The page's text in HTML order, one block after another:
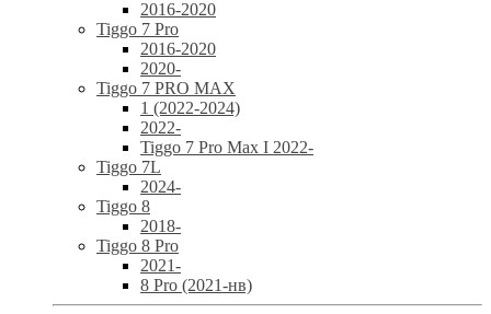
2016-2020
Tiggo 7 Pro
2016-2020
2020-
Tiggo 7 PRO MAX
1 (2022-2024)
2022-
Tiggo 7 Pro Max I 2022-
Tiggo 7L
2024-
Tiggo 8
2018-
Tiggo 8 Pro
2021-
8 Pro (2021-нв)